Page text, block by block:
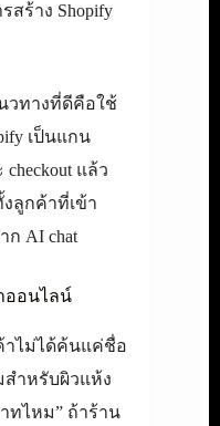
สร้าง Shopify
วทางที่ดีคือใช้
เป็นแกน
แล้ว
ลูกค้าที่เข้า
AI chat
ออนไลน์
าไม่ได้ค้นแค่ชื่อ
สำหรับผิวแห้ง
ทไหม” ถ้าร้าน